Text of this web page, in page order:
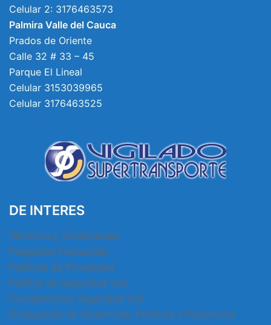
Celular 2: 3176463573
Palmira Valle del Cauca
Prados de Oriente
Calle 32 # 33 – 45
Parque El Lineal
Celular 3153039965
Celular 3176463525
DE INTERES
Términos y Condiciones
Preguntas Frecuentes
Politicas de Privacidad
Política de Seguridad Vial
Complemento Seguridad Vial
Divulgación de Directrices, Políticas y Protocolos